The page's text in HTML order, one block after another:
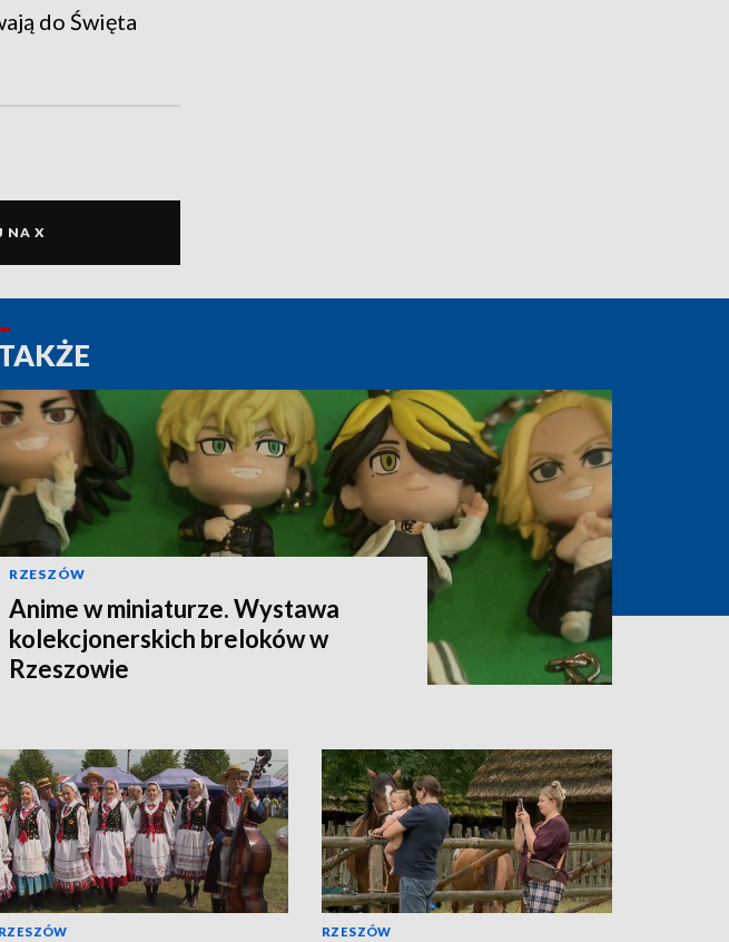
do Święta
NA X
RZESZÓW
Anime w miniaturze. Wystawa
kolekcjonerskich breloków w
Rzeszowie
RZESZÓW RZESZÓW